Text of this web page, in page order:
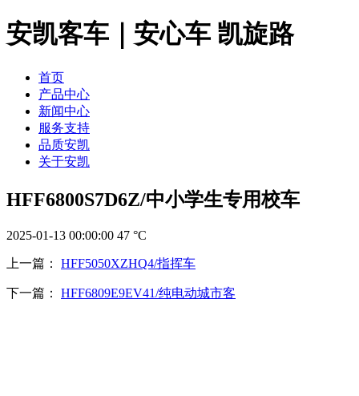
安凯客车｜安心车 凯旋路
首页
产品中心
新闻中心
服务支持
品质安凯
关于安凯
HFF6800S7D6Z/中小学生专用校车
2025-01-13 00:00:00 47 °C
上一篇： HFF5050XZHQ4/指挥车
下一篇： HFF6809E9EV41/纯电动城市客